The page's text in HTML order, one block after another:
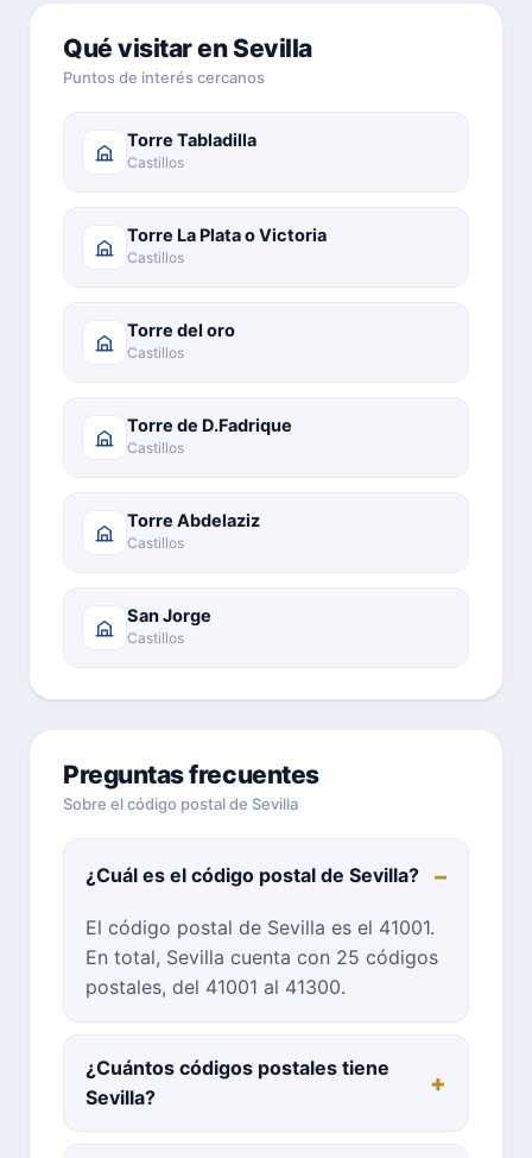
Qué visitar en Sevilla
Puntos de interés cercanos
Torre Tabladilla
Castillos
Torre La Plata o Victoria
Castillos
Torre del oro
Castillos
Torre de D.Fadrique
Castillos
Torre Abdelaziz
Castillos
San Jorge
Castillos
Preguntas frecuentes
Sobre el código postal de Sevilla
¿Cuál es el código postal de Sevilla?
El código postal de Sevilla es el 41001.
En total, Sevilla cuenta con 25 códigos
postales, del 41001 al 41300.
¿Cuántos códigos postales tiene
Sevilla?